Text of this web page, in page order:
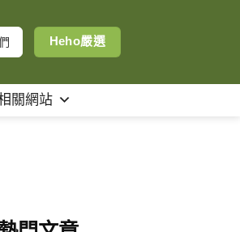
Heho嚴選
關網站